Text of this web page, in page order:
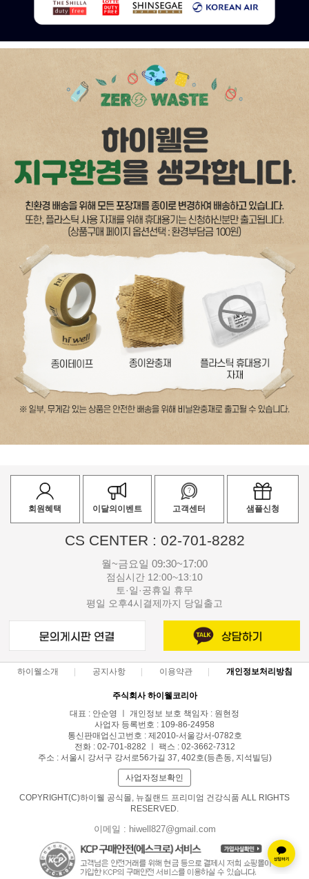
회원혜택 이달의이벤트 고객센터 샘플신청
CS CENTER : 02-701-8282
월~금요일 09:30~17:00
점심시간 12:00~13:10
토·일·공휴일 휴무
평일 오후4시결제까지 당일출고
하이웰소개 공지사항 이용약관 개인정보처리방침
주식회사 하이웰코리아
대표 : 안순영 ㅣ 개인정보 보호 책임자 : 원현정
사업자 등록번호 : 109-86-24958
통신판매업신고번호 : 제2010-서울강서-0782호
전화 : 02-701-8282 ㅣ 팩스 : 02-3662-7312
주소 : 서울시 강서구 강서로56가길 37, 402호(등촌동, 지석빌딩)
사업자정보확인
COPYRIGHT(C)하이웰 공식몰, 뉴질랜드 프리미엄 건강식품 ALL RIGHTS
RESERVED.
이메일 : hiwell827@gmail.com